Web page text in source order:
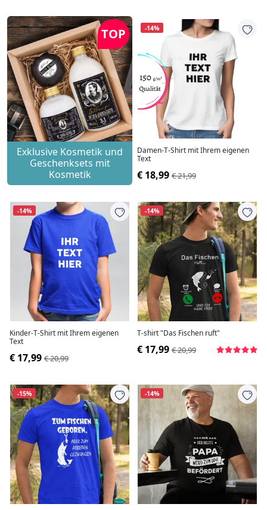
TOP
Exklusive Kosmetik und
Geschenksets mit
Kosmetik
-14%
Damen-T-Shirt mit Ihrem eigenen
Text
€ 18,99 € 21,99
-14%
Kinder-T-Shirt mit Ihrem eigenen
Text
€ 17,99 € 20,99
-14%
T-shirt "Das Fischen ruft"
€ 17,99 € 20,99
-15% -14%